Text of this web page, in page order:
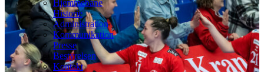
Hjemmebane
Historie
Administration
Kommunikation
Presse
Bestyrelsen
Kontakt